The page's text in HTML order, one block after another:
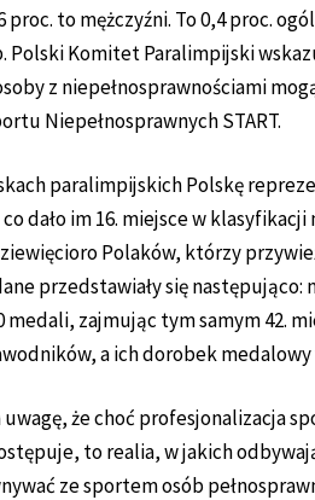
proc. to mężczyźni. To 0,4 proc.
Polski Komitet Paralimpijski
z niepełnosprawnościami
Niepełnosprawnych START.
paralimpijskich Polskę
dało im 16. miejsce w
Polaków, którzy
przedstawiały się następująco:
medali, zajmując tym samym 42.
a ich dorobek
że choć profesjonalizacja
to realia, w jakich
ze sportem osób